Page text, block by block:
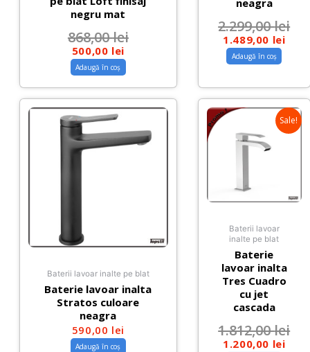
negru mat
868,00lei
500,00 lei
Adaugă în coș
neagra
2.299,00lei
1.489,00 lei
Adaugă în coș
Baterii lavoar inalte pe blat
Baterie lavoar inalta
Stratos culoare
neagra
590,00 lei
Adaugă în coș
Sale!
Baterii lavoar
inalte pe blat
Baterie
lavoar inalta
Tres Cuadro
cu jet
cascada
1.812,00lei
1.200,00 lei